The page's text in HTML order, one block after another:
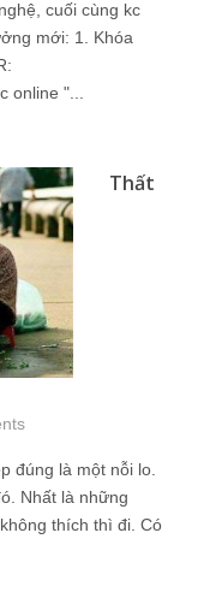
cuối cùng kc
mới: 1. Khóa
online "...
Thất
đúng là một nỗi lo.
Nhất là những
thích thì đi. Có